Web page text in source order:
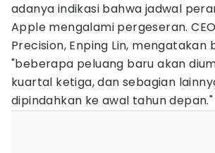
adanya indikasi bahwa jadwal
Apple mengalami pergeseran.
Precision, Enping Lin, mengatakan
"beberapa peluang baru akan
kuartal ketiga, dan sebagian
dipindahkan ke awal tahun depan."